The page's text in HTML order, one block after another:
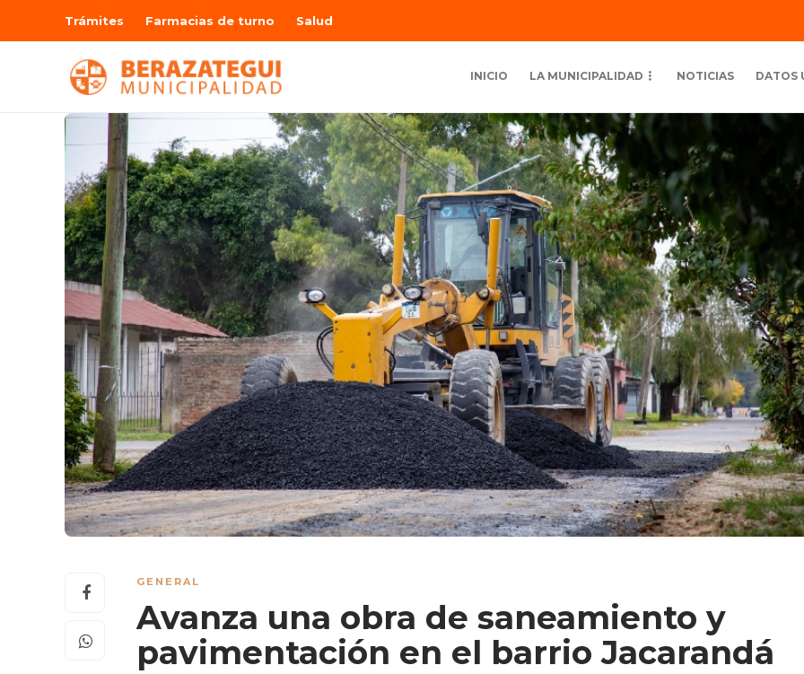
Trámites Farmacias de turno Salud
INICIO LA MUNICIPALIDAD NOTICIAS DATOS
GENERAL
Avanza una obra de saneamiento y
pavimentación en el barrio Jacarandá